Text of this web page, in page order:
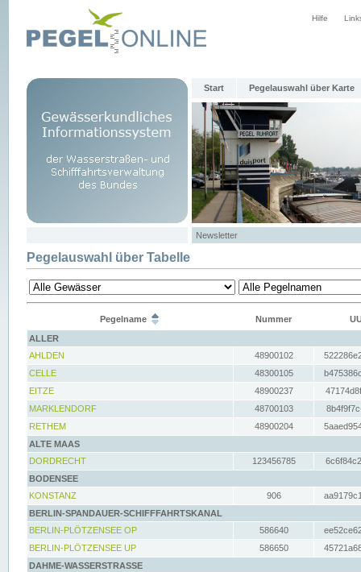
Hilfe
Start Pegelauswahl über Karte
Newsletter
Pegelauswahl über Tabelle
Pegelname Nummer
ALLER
AHLDEN
48900102
CELLE
48300105
EITZE
48900237
MARKLENDORF
48700103
RETHEM
48900204
ALTE MAAS
DORDRECHT
123456785
BODENSEE
KONSTANZ
906
BERLIN-SPANDAUER-SCHIFFFAHRTSKANAL
BERLIN-PLÖTZENSEE OP
586640
BERLIN-PLÖTZENSEE UP
586650
DAHME-WASSERSTRASSE